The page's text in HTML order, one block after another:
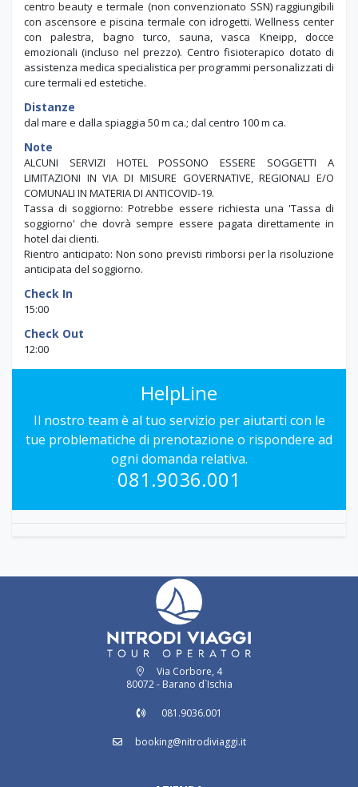
Terme & Benessere
centro beauty e termale (non convenzionato SSN) raggiungibili
con ascensore e piscina termale con idrogetti. Wellness center
con palestra, bagno turco, sauna, vasca Kneipp, docce
emozionali (incluso nel prezzo). Centro fisioterapico dotato di
assistenza medica specialistica per programmi personalizzati di
cure termali ed estetiche.
Distanze
dal mare e dalla spiaggia 50 m ca.; dal centro 100 m ca.
Note
ALCUNI SERVIZI HOTEL POSSONO ESSERE SOGGETTI A
LIMITAZIONI IN VIA DI MISURE GOVERNATIVE, REGIONALI E/O
COMUNALI IN MATERIA DI ANTICOVID-19.
Tassa di soggiorno: Potrebbe essere richiesta una 'Tassa di
soggiorno' che dovrà sempre essere pagata direttamente in
hotel dai clienti.
Rientro anticipato: Non sono previsti rimborsi per la risoluzione
anticipata del soggiorno.
Check In
15:00
Check Out
12:00
HelpLine
Il nostro team è al tuo servizio per aiutarti con le
tue problematiche di prenotazione o rispondere ad
ogni domanda relativa.
Via Corbore, 4